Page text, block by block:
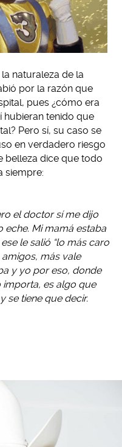
naturaleza de la
por la razón que
pues ¿cómo era
hubieran tenido que
Pero sí, su caso se
en verdadero riesgo
belleza dice que todo
siempre:
el doctor sí me dijo
eche. Mi mamá estaba
le salió “lo más caro
más vale
y yo por eso, donde
importa, es algo que
se tiene que decir.